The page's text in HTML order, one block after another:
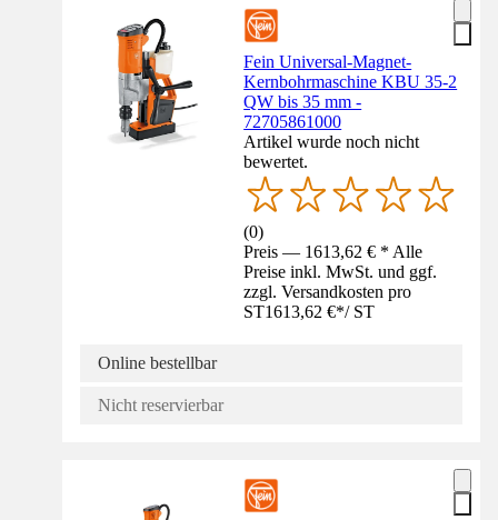
Fein Universal-Magnet-
Kernbohrmaschine KBU 35-2
QW bis 35 mm -
72705861000
Artikel wurde noch nicht
bewertet.
(0)
Preis — 1613,62 € * Alle
Preise inkl. MwSt. und ggf.
zzgl. Versandkosten pro
ST1613,62 €*/ ST
Online bestellbar
Nicht reservierbar